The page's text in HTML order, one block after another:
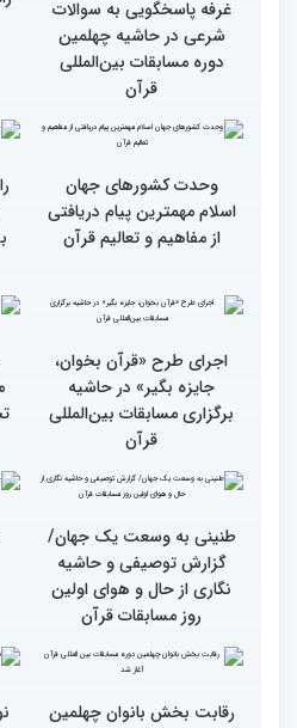
گزارش تصویری اولین روز
رقابت بخش بانوان چهلمین
دوره مسابقات بین المللی
سوم اسفند، نتایج مرحله
تقلیدی در بخش غیر
استقبال کم‌نظیر مردم از
غرفه پاسخگویی به سوالات
شرعی در حاشیه چهلمین
قرآن
وحدت کشورهای جهان
اسلام مهمترین پیام دریافتی